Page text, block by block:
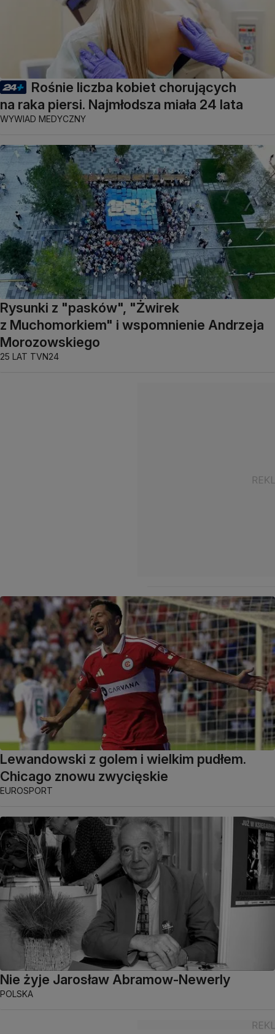
Rośnie liczba kobiet chorujących
na raka piersi. Najmłodsza miała 24 lata
WYWIAD MEDYCZNY
Rysunki z "pasków", "Żwirek
z Muchomorkiem" i wspomnienie Andrzeja
Morozowskiego
25 LAT TVN24
Lewandowski z golem i wielkim pudłem.
Chicago znowu zwycięskie
EUROSPORT
Nie żyje Jarosław Abramow-Newerly
POLSKA